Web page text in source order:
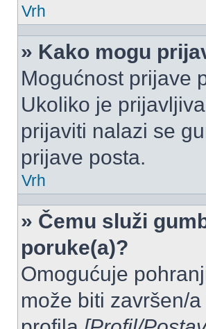
Vrh
» Kako mogu
Mogućnost prijave
Ukoliko je
prijaviti nalazi se
prijave posta.
Vrh
» Čemu služi
poruke(a)?
Omogućuje
može biti završen/